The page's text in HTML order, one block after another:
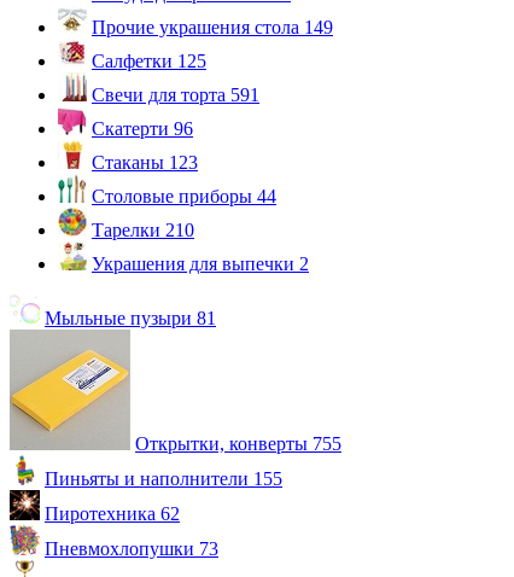
Прочие украшения стола 149
Салфетки 125
Свечи для торта 591
Скатерти 96
Стаканы 123
Столовые приборы 44
Тарелки 210
Украшения для выпечки 2
Мыльные пузыри 81
Открытки, конверты 755
Пиньяты и наполнители 155
Пиротехника 62
Пневмохлопушки 73